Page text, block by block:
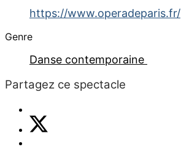
https://www.operadeparis.fr/
Genre
Danse contemporaine
Partagez ce spectacle